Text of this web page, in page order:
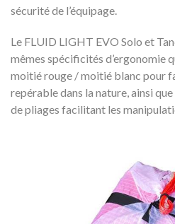
sécurité de l’équipage.
Le FLUID LIGHT EVO Solo et
mêmes spécificités d’ergonomie
moitié rouge / moitié blanc pour
repérable dans la nature, ainsi
de pliages facilitant les